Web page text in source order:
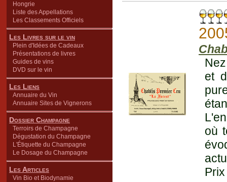
Hongrie
Liste des Appellations
Les Classements Officiels
Les Livres sur le vin
Plein d'Idées de Cadeaux
Présentations de livres
Guides de vins
DVD sur le vin
Les Liens
Annuaire du Vin
Annuaire Sites de Vignerons
Dossier Champagne
Terroirs de Champagne
Dégustation du Champagne
L'Étiquette du Champagne
Le Dosage du Champagne
Les Articles
Vin Bio et Biodynamie
et
où